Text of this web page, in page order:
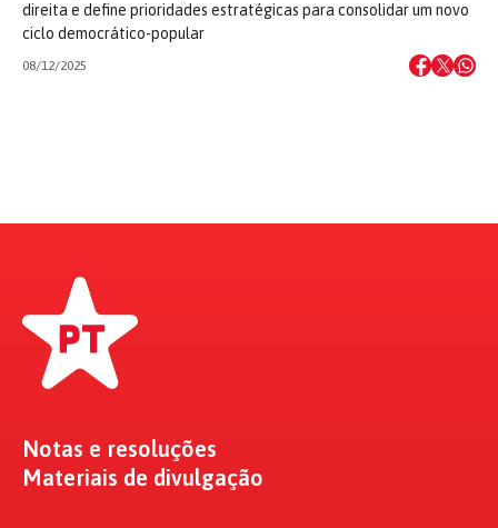
direita e define prioridades estratégicas para consolidar um novo
ciclo democrático-popular
08/12/2025
Notas e resoluções
Materiais de divulgação